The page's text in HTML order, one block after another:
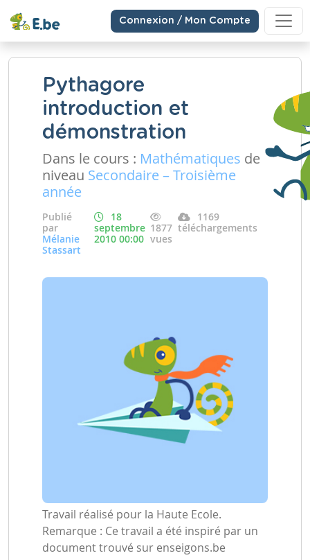
Connexion / Mon Compte
Pythagore
introduction et
démonstration
Dans le cours : Mathématiques de
niveau Secondaire – Troisième
année
Publié
par
Mélanie
Stassart
18
septembre
2010 00:00
1877
vues
1169
téléchargements
Travail réalisé pour la Haute Ecole.
Remarque : Ce travail a été inspiré par un
document trouvé sur enseigons.be